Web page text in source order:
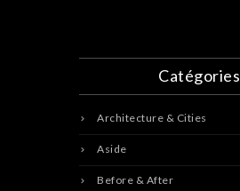
Catégories
Architecture & Cities
Aside
Before & After